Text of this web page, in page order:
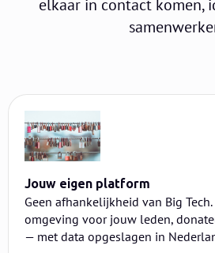
elkaar in contact komen,
Jouw eigen platform
Geen afhankelijkheid van Big
omgeving voor jouw leden,
— met data opgeslagen in